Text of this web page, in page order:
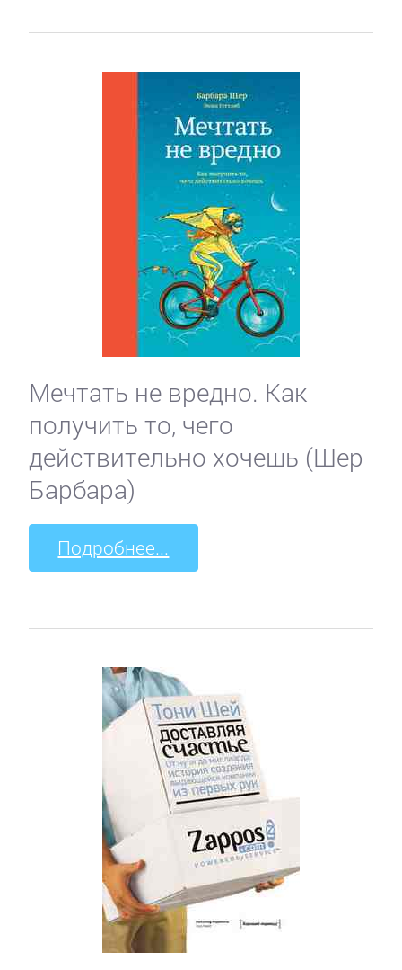
Мечтать не вредно. Как
получить то, чего
действительно хочешь (Шер
Барбара)
Подробнее...